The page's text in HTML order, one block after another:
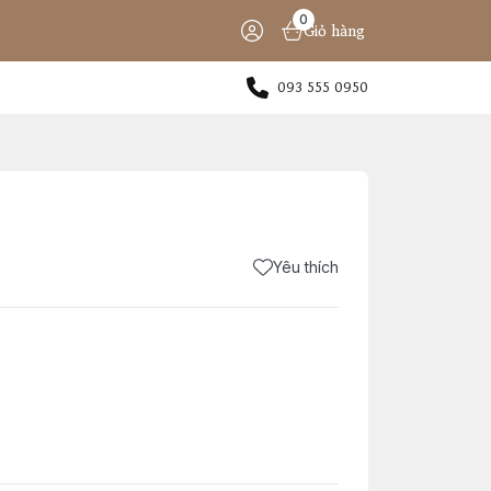
0
Giỏ hàng
093 555 0950
Yêu thích